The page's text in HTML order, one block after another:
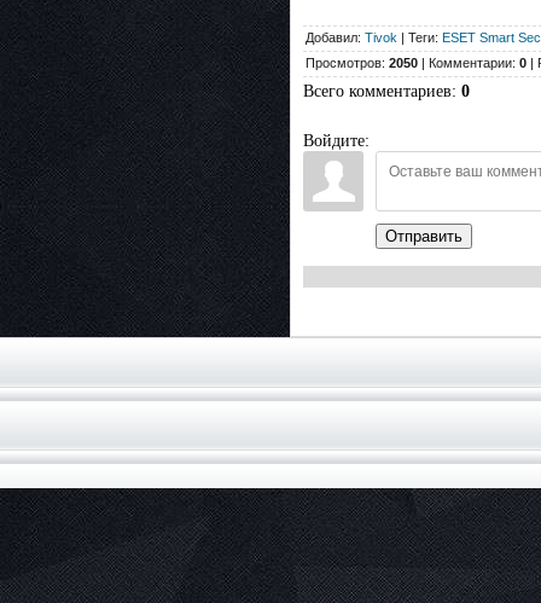
Добавил: Tivok | Теги: ESET Smart
Просмотров: 2050 | Комментарии: 0 |
Всего комментариев: 0
Войдите:
Отправить